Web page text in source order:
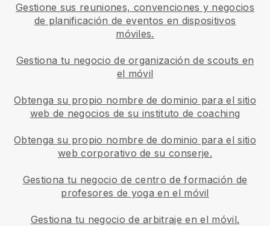
Gestione sus reuniones, convenciones y negocios
de planificación de eventos en dispositivos
móviles.
Gestiona tu negocio de organización de scouts en
el móvil
Obtenga su propio nombre de dominio para el sitio
web de negocios de su instituto de coaching
Obtenga su propio nombre de dominio para el sitio
web corporativo de su conserje.
Gestiona tu negocio de centro de formación de
profesores de yoga en el móvil
Gestiona tu negocio de arbitraje en el móvil.